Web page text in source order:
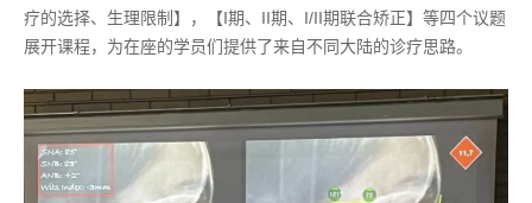
疗的选择、生理限制】，【I期、II期、I/II期联合矫正】等四个议题
展开课程，为在座的学员们提供了来自不同大陆的诊疗思路。